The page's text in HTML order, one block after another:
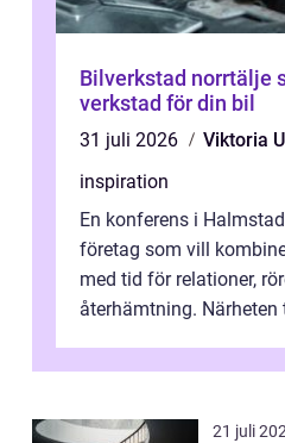
Bilverkstad norrtälje så väljer du rätt
verkstad för din bil
31 juli 2026
Viktoria
inspiration
En konferens i
företag som vill
med tid för relationer,
återhämtning.
21 juli